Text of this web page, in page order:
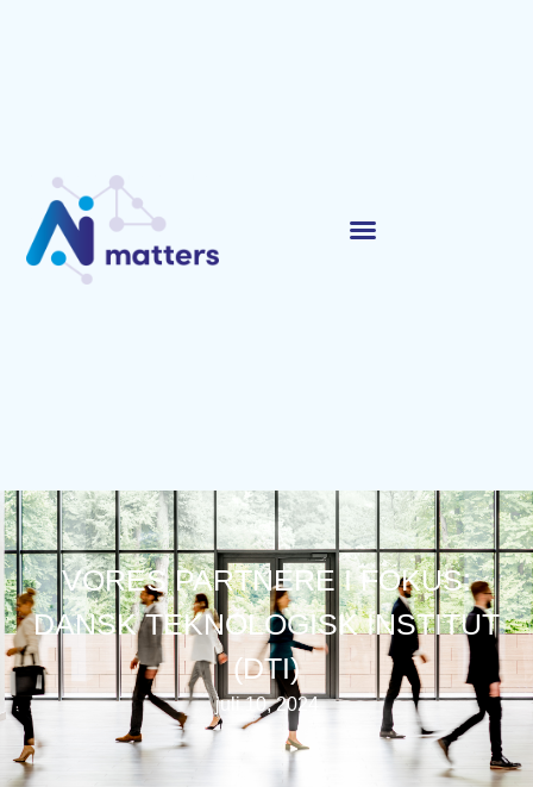
VORES PARTNERE I FOKUS:
DANSK TEKNOLOGISK INSTITUT
(DTI)
juli 10, 2024